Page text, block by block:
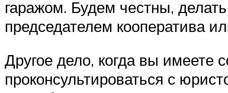
гаражом. Будем честны,
председателем кооператива
Другое дело, когда вы имеете
проконсультироваться с